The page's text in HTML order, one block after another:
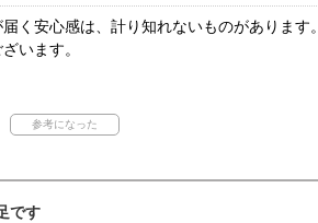
く安心感は、計り知れないものがあります。
います。
です